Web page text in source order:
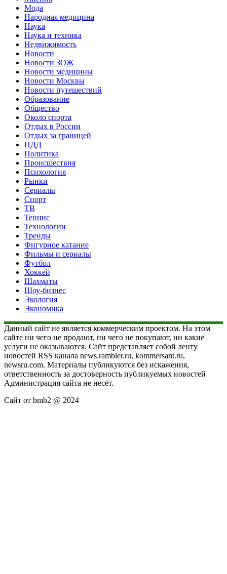
Мода
Народная медицина
Наука
Наука и техника
Недвижимость
Новости
Новости ЗОЖ
Новости медицины
Новости Москвы
Новости путешествий
Образование
Общество
Около спорта
Отдых в России
Отдых за границей
ПДД
Политика
Происшествия
Психология
Рынки
Сериалы
Спорт
ТВ
Теннис
Технологии
Тренды
Фигурное катание
Фильмы и сериалы
Футбол
Хоккей
Шахматы
Шоу-бизнес
Экология
Экономика
Данный сайт не является коммерческим проектом. На этом
сайте ни чего не продают, ни чего не покупают, ни какие
услуги не оказываются. Сайт представляет собой ленту
новостей RSS канала news.rambler.ru, kommersant.ru,
newsru.com. Материалы публикуются без искажения,
ответственность за достоверность публикуемых новостей
Администрация сайта не несёт.
Сайт от bmb2 @ 2024